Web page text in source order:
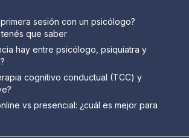
sesión con un psicólogo?
que saber
hay entre psicólogo, psiquiatra y
cognitivo conductual (TCC) y
vs presencial: ¿cuál es mejor para